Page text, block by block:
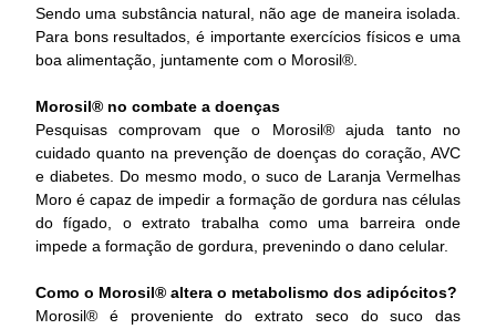
Sendo uma substância natural, não age de maneira isolada.
Para bons resultados, é importante exercícios físicos e uma
boa alimentação, juntamente com o Morosil®.
Morosil® no combate a doenças
Pesquisas comprovam que o Morosil® ajuda tanto no
cuidado quanto na prevenção de doenças do coração, AVC
e diabetes. Do mesmo modo, o suco de Laranja Vermelhas
Moro é capaz de impedir a formação de gordura nas células
do fígado, o extrato trabalha como uma barreira onde
impede a formação de gordura, prevenindo o dano celular.
Como o Morosil® altera o metabolismo dos adipócitos?
Morosil® é proveniente do extrato seco do suco das